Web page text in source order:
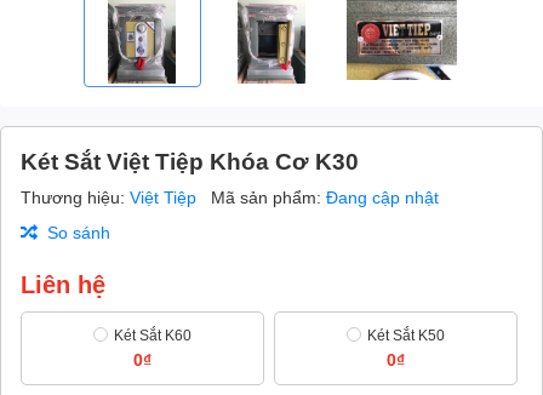
Két Sắt Việt Tiệp Khóa Cơ K30
Thương hiệu: Việt Tiệp Mã sản phẩm: Đang cập nhật
So sánh
Liên hệ
Két Sắt K60
0₫
Két Sắt K50
0₫